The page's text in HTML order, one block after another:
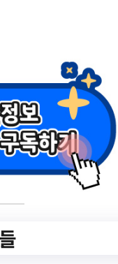
60초강
전 개최
2023 제 2